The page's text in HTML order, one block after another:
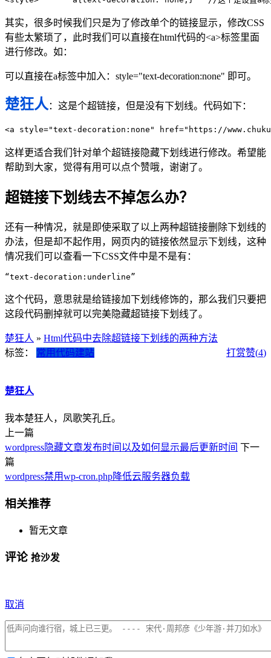
其实，很多时候我们只是为了修改单个的链接显示，修改CSS
有些太繁琐了，此时我们可以直接在html代码的<a>标签里面
进行修改。如：
可以直接在a标签中加入：style="text-decoration:none" 即可。
楚狂人 ：这是个超链接，但是没有下划线。代码如下：
<a style="text-decoration:none" href="https://
这样更适合我们针对单个超链接隐藏下划线进行修改。希望能
帮助到大家，觉得有用可以点个赞哦，谢谢了。
超链接下划线去不掉怎么办？
还有一种情况，就是即使采取了以上两种超链接删除下划线的
办法，但是却不起作用，网页内的链接依然显示下划线，这种
情况我们可以查看一下CSS文件中是不是有：
“text-decoration:underline”
这个代码，意思就是给链接加下划线修饰的，那么我们只要把
这段代码删掉就可以完美隐藏超链接下划线了。
楚狂人 » Html代码中去除超链接下划线的两种方法
打赏赞(4)
标签： 常用代码建站
楚狂人
我本楚狂人，凤歌笑孔丘。
上一篇
wordpress隐藏文章发布时间以及如何显示最后更新时间 下一
篇
wordpress禁用wp-cron.php降低云服务器负载
相关推荐
暂无文章
评论 抢沙发
取消